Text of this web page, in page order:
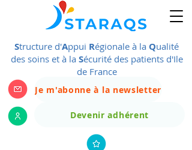
Je m'abonne à la newsletter
Devenir adhérent
Structure d'Appui Régionale à la Qualité
des soins et à la Sécurité des patients d'Ile
de France